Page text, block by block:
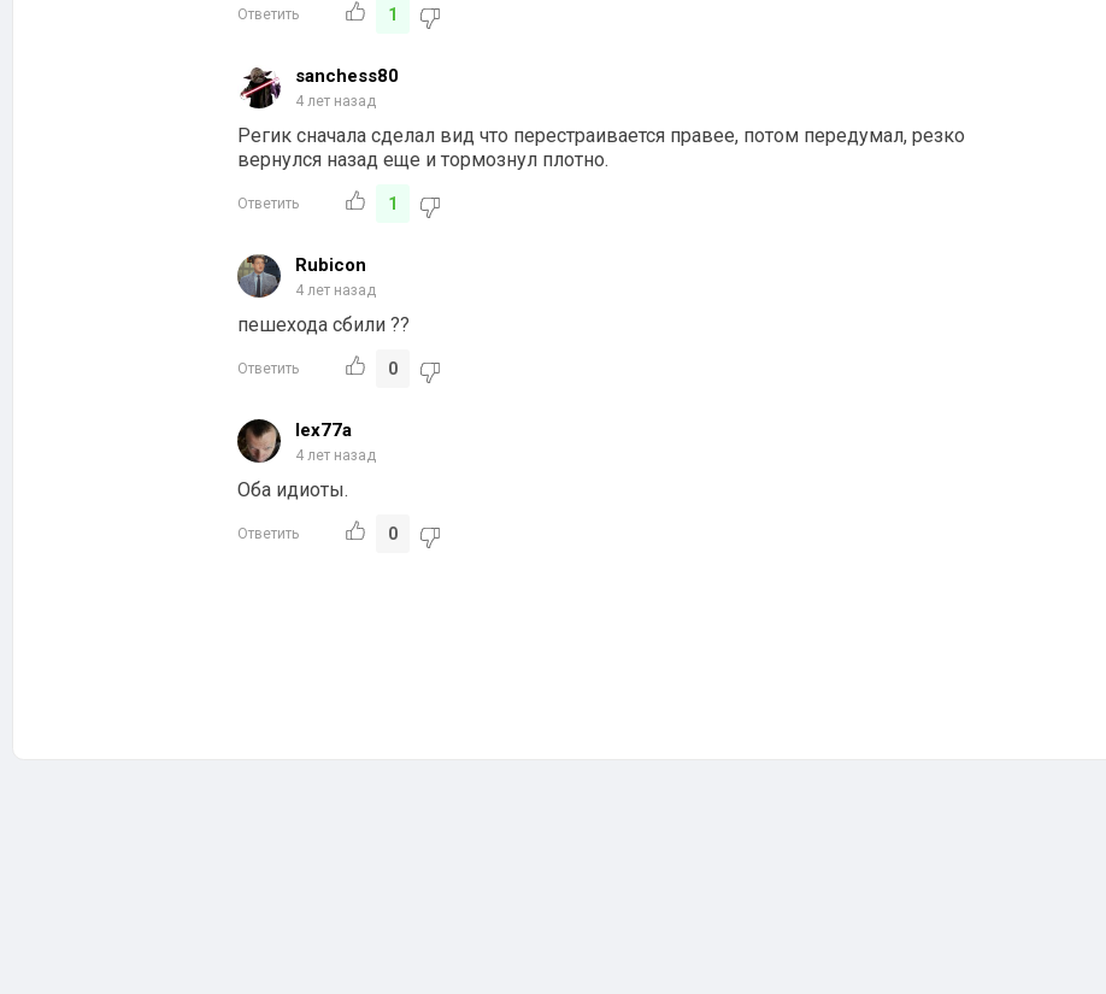
Ответить 1
sanchess80
4 лет назад
Регик сначала сделал вид что перестраивается правее, потом передумал, резко
вернулся назад еще и тормознул плотно.
Ответить 1
Rubicon
4 лет назад
пешехода сбили ??
Ответить 0
lex77a
4 лет назад
Оба идиоты.
Ответить 0